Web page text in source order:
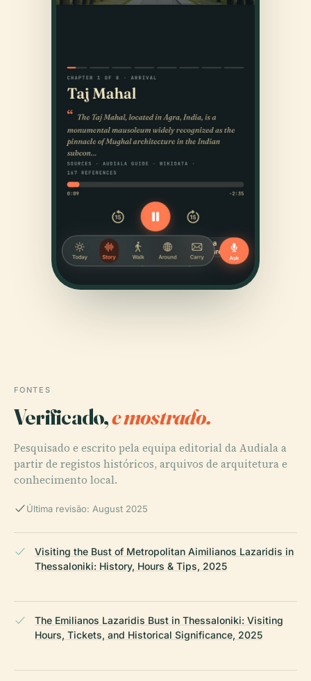
FONTES
Verificado,e mostrado.
Pesquisado e escrito pela equipa editorial da Audiala a
partir de registos históricos, arquivos de arquitetura e
conhecimento local.
Última revisão: August 2025
Visiting the Bust of Metropolitan Aimilianos Lazaridis in
Thessaloniki: History, Hours & Tips, 2025
The Emilianos Lazaridis Bust in Thessaloniki: Visiting
Hours, Tickets, and Historical Significance, 2025